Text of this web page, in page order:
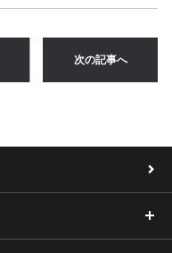
次の記事へ